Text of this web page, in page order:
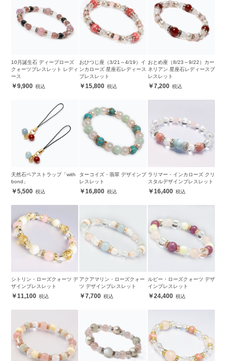
10月誕生石 ディープローズ
クォーツブレスレット レディ
ース
9,900
おひつじ座（3/21～4/19）イ
ンカローズ 星座石レディース
ブレスレット
15,800
おとめ座（8/23～9/22）カー
ネリアン 星座石レディースブ
レスレット
7,200
天然石ペアストラップ「with
bond」
5,500
ターコイズ・翡翠 デザインブ
レスレット
16,800
ラリマー・インカローズ クリ
スタルデザインブレスレット
16,400
シトリン・ローズクォーツ デ
ザインブレスレット
11,100
アクアマリン・ローズクォー
ツ デザインブレスレット
7,700
ルビー・ローズクォーツ デザ
インブレスレット
24,400